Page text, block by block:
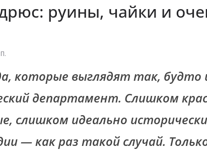
руины, чайки и
которые выглядят так, будто
департамент. Слишком
слишком идеально
— как раз такой случай.